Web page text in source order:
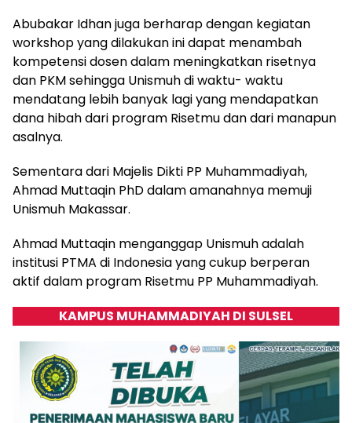
Abubakar Idhan juga berharap dengan kegiatan
workshop yang dilakukan ini dapat menambah
kompetensi dosen dalam meningkatkan risetnya
dan PKM sehingga Unismuh di waktu- waktu
mendatang lebih banyak lagi yang mendapatkan
dana hibah dari program Risetmu dan dari manapun
asalnya.
Sementara dari Majelis Dikti PP Muhammadiyah,
Ahmad Muttaqin PhD dalam amanahnya memuji
Unismuh Makassar.
Ahmad Muttaqin menganggap Unismuh adalah
institusi PTMA di Indonesia yang cukup berperan
aktif dalam program Risetmu PP Muhammadiyah.
KAMPUS MUHAMMADIYAH DI SULSEL